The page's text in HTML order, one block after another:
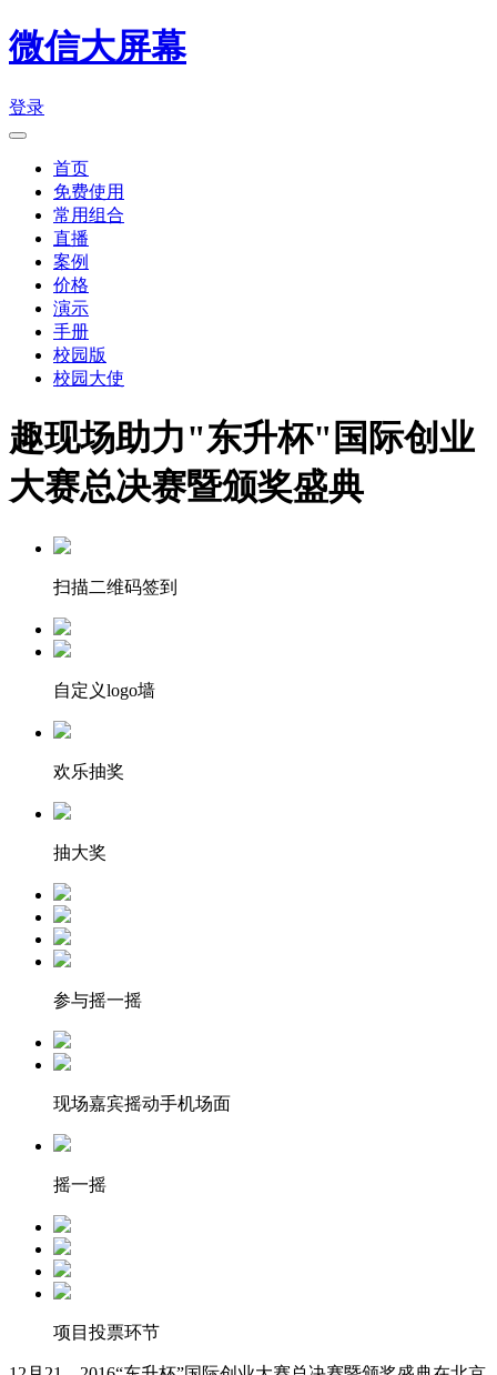
微信大屏幕
登录
首页
免费使用
常用组合
直播
案例
价格
演示
手册
校园版
校园大使
趣现场助力"东升杯"国际创业
大赛总决赛暨颁奖盛典
扫描二维码签到
自定义logo墙
欢乐抽奖
抽大奖
参与摇一摇
现场嘉宾摇动手机场面
摇一摇
项目投票环节